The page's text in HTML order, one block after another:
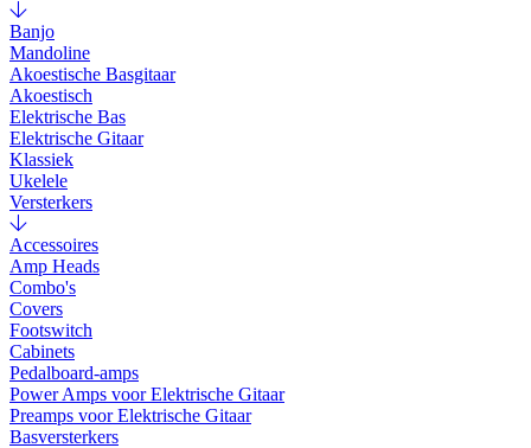
Banjo
Mandoline
Akoestische Basgitaar
Akoestisch
Elektrische Bas
Elektrische Gitaar
Klassiek
Ukelele
Versterkers
Accessoires
Amp Heads
Combo's
Covers
Footswitch
Cabinets
Pedalboard-amps
Power Amps voor Elektrische Gitaar
Preamps voor Elektrische Gitaar
Basversterkers